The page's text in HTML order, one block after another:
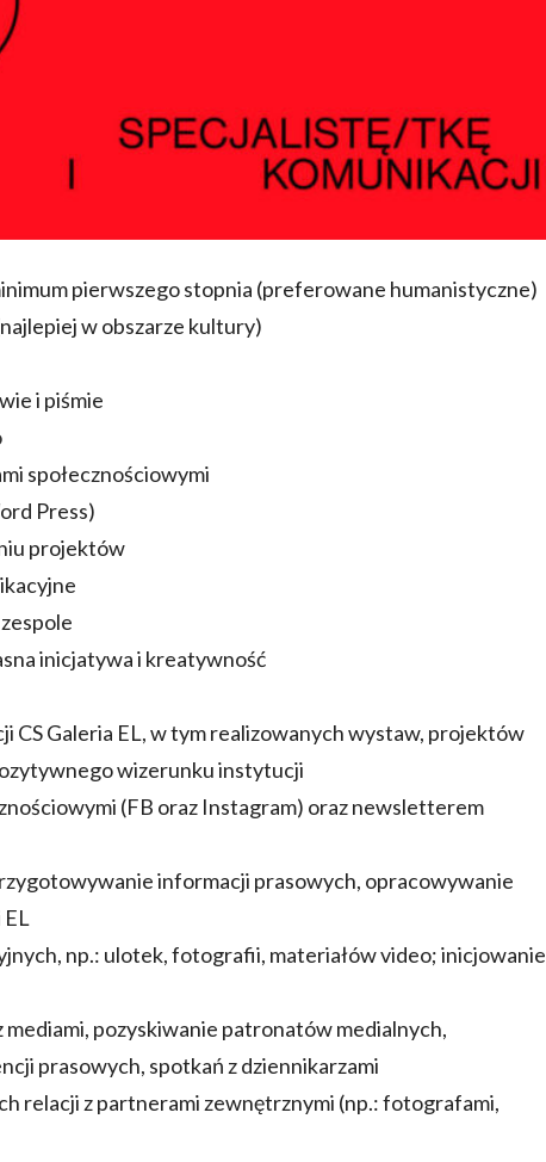
pierwszego stopnia (preferowane humanistyczne)
w obszarze kultury)
i piśmie
społecznościowymi
Press)
projektów
inicjatywa i kreatywność
CS Galeria EL, w tym realizowanych wystaw, projektów
wizerunku instytucji
(FB oraz Instagram) oraz newsletterem
informacji prasowych, opracowywanie
np.: ulotek, fotografii, materiałów video; inicjowanie
pozyskiwanie patronatów medialnych,
prasowych, spotkań z dziennikarzami
relacji z partnerami zewnętrznymi (np.: fotografami,